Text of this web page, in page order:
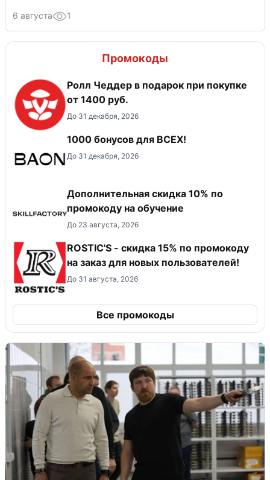
6 августа 1
Промокоды
Ролл Чеддер в подарок при покупке
от 1400 руб.
До 31 декабря, 2026
1000 бонусов для ВСЕХ!
До 31 декабря, 2026
Дополнительная скидка 10% по
промокоду на обучение
До 23 августа, 2026
ROSTIC'S - скидка 15% по промокоду
на заказ для новых пользователей!
До 31 августа, 2026
Все промокоды